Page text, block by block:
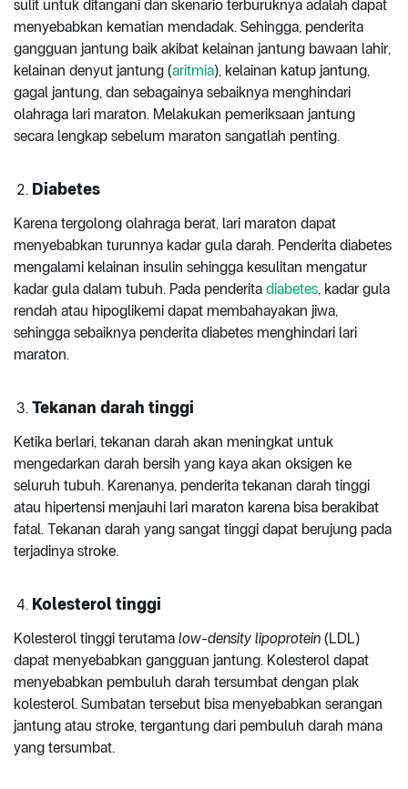
sulit untuk ditangani dan skenario terburuknya adalah dapat
menyebabkan kematian mendadak. Sehingga, penderita
gangguan jantung baik akibat kelainan jantung bawaan lahir,
kelainan denyut jantung (aritmia), kelainan katup jantung,
gagal jantung, dan sebagainya sebaiknya menghindari
olahraga lari maraton. Melakukan pemeriksaan jantung
secara lengkap sebelum maraton sangatlah penting.
Diabetes
Karena tergolong olahraga berat, lari maraton dapat
menyebabkan turunnya kadar gula darah. Penderita diabetes
mengalami kelainan insulin sehingga kesulitan mengatur
kadar gula dalam tubuh. Pada penderita diabetes, kadar gula
rendah atau hipoglikemi dapat membahayakan jiwa,
sehingga sebaiknya penderita diabetes menghindari lari
maraton.
Tekanan darah tinggi
Ketika berlari, tekanan darah akan meningkat untuk
mengedarkan darah bersih yang kaya akan oksigen ke
seluruh tubuh. Karenanya, penderita tekanan darah tinggi
atau hipertensi menjauhi lari maraton karena bisa berakibat
fatal. Tekanan darah yang sangat tinggi dapat berujung pada
terjadinya stroke.
Kolesterol tinggi
Kolesterol tinggi terutama low-density lipoprotein (LDL)
dapat menyebabkan gangguan jantung. Kolesterol dapat
menyebabkan pembuluh darah tersumbat dengan plak
kolesterol. Sumbatan tersebut bisa menyebabkan serangan
jantung atau stroke, tergantung dari pembuluh darah mana
yang tersumbat.